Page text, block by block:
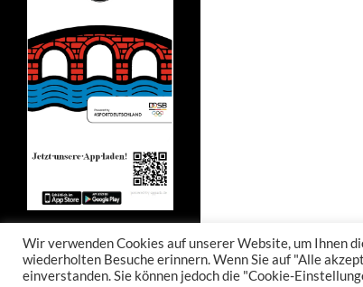
Wir verwenden Cookies auf unserer Website, um Ihnen
wiederholten Besuche erinnern. Wenn Sie auf "Alle
einverstanden. Sie können jedoch die "Cookie-